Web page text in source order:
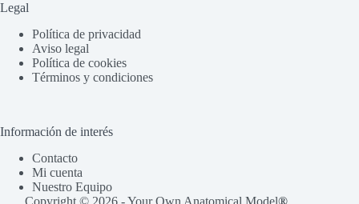
Legal
Política de privacidad
Aviso legal
Política de cookies
Términos y condiciones
Información de interés
Contacto
Mi cuenta
Nuestro Equipo
Copyright © 2026 - Your Own Anatomical Model®